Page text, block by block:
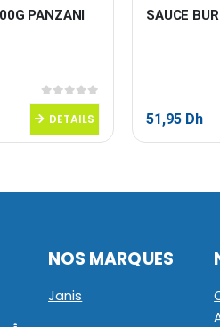
PANZANI
0sur 5
DETAILS
SAUCE
51,95 Dh
NOS MARQUES
Janis